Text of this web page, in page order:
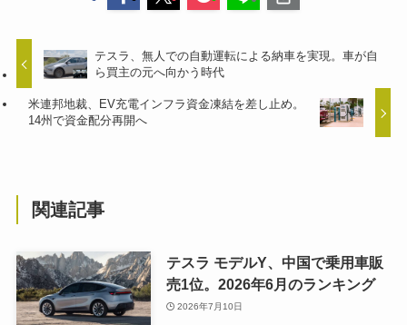
テスラ、無人での自動運転による納車を実現。車が自
ら買主の元へ向かう時代
米連邦地裁、EV充電インフラ資金凍結を差し止め。
14州で資金配分再開へ
関連記事
テスラ モデルY、中国で乗用車販
売1位。2026年6月のランキング
2026年7月10日